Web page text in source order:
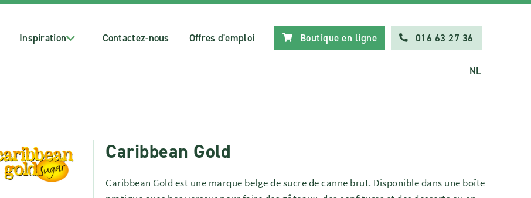
Inspiration Contactez-nous Offres d'emploi Boutique en ligne 016 63 27 36
NL
Caribbean Gold
Caribbean Gold est une marque belge de sucre de canne brut. Disponible dans une boîte